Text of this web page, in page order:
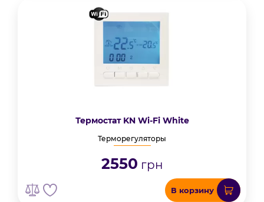
Термостат KN Wi-Fi White
Терморегуляторы
2550 грн
В корзину